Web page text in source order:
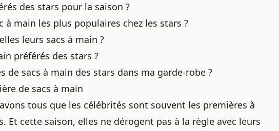
des stars pour la saison ?
à main les plus populaires chez les stars ?
leurs sacs à main ?
préférés des stars ?
de sacs à main des stars dans ma garde-robe ?
de sacs à main
tous que les célébrités sont souvent les premières à
Et cette saison, elles ne dérogent pas à la règle avec leurs